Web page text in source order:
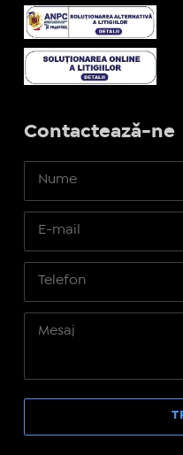
Contactează-ne